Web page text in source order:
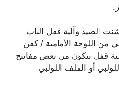
الصيد وآلية قفل الباب
من اللوحة الأمامية / كفن
قفل يتكون من بعض مفاتيح
أو الملف اللولبي